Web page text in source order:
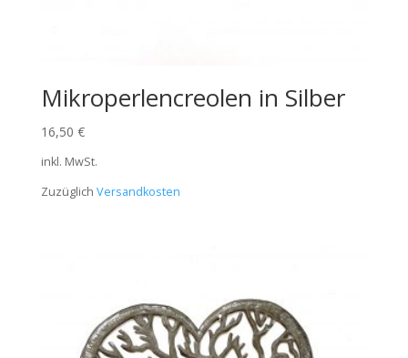
Mikroperlencreolen in Silber
16,50 €
inkl. MwSt.
Zuzüglich Versandkosten